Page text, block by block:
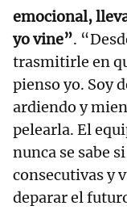
emocional,
yo vine”.
trasmitirle en
pienso yo. Soy
ardiendo y
pelearla. El
nunca se sabe
consecutivas y
deparar el